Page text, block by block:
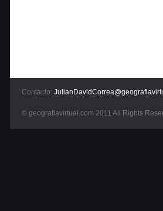
Contacto:
© geografiavirtual.com 2011 All Rights